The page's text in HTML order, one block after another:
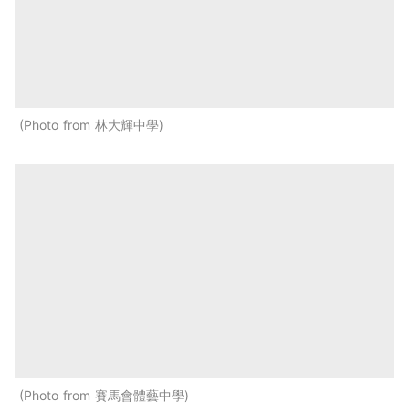
Photo from 林大輝中學
Photo from 賽馬會體藝中學